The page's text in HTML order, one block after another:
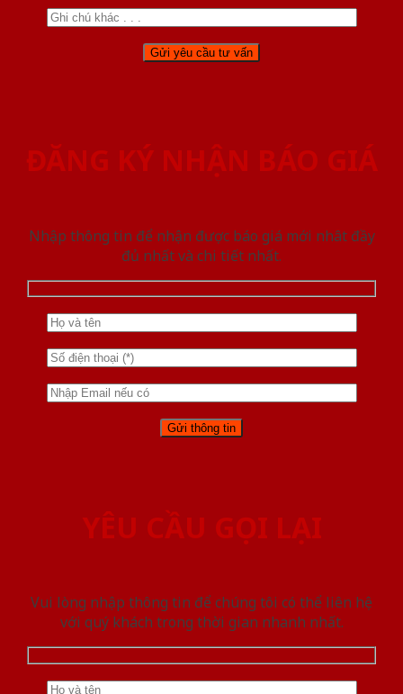
ĐĂNG KÝ NHẬN BÁO GIÁ
Nhập thông tin để nhận được báo giá mới nhât đầy
đủ nhất và chi tiết nhất.
YÊU CẦU GỌI LẠI
Vui lòng nhập thông tin để chúng tôi có thể liên hệ
với quý khách trong thời gian nhanh nhất.